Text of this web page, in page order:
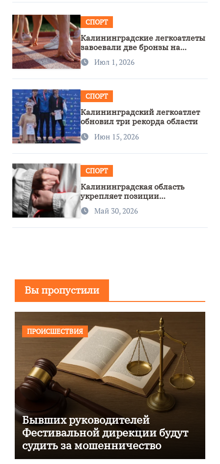
СПОРТ
Калининградские легкоатлеты
завоевали две бронзы на
первенстве России
Июл 1, 2026
СПОРТ
Калининградский легкоатлет
обновил три рекорда области
Июн 15, 2026
СПОРТ
Калининградская область
укрепляет позиции
спортивного региона
Май 30, 2026
Вы пропустили
ПРОИСШЕСТВИЯ
Бывших руководителей
Фестивальной дирекции будут
судить за мошенничество